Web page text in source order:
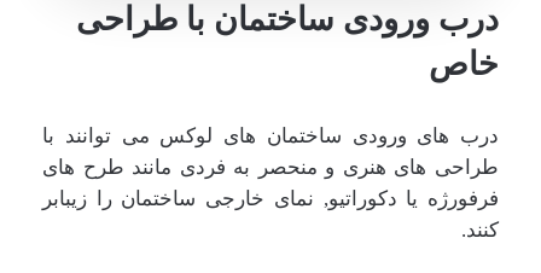
درب ورودی ساختمان با طراحی
خاص
درب های ورودی ساختمان های لوکس می توانند با
طراحی های هنری و منحصر به فردی مانند طرح های
فرفورژه یا دکوراتیو, نمای خارجی ساختمان را زیبابر
کنند.